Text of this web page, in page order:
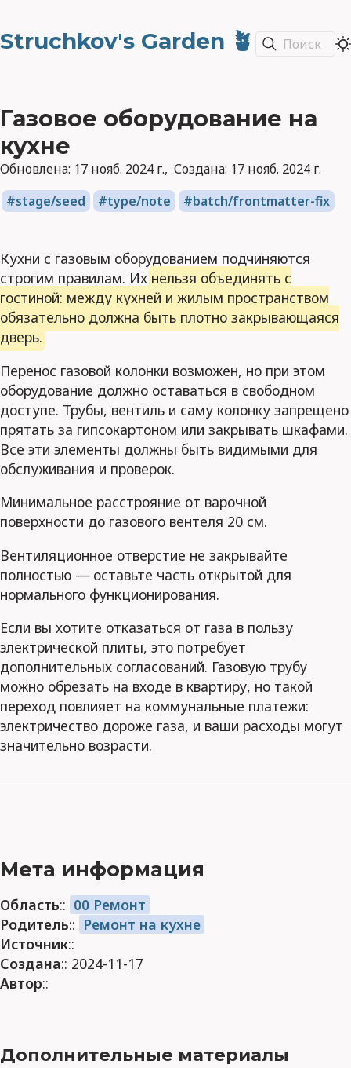
Struchkov's Garden 🪴 Поиск
Газовое оборудование на
кухне
Обновлена: 17 нояб. 2024 г. Создана: 17 нояб. 2024 г.
stage/seed
type/note batch/frontmatter-fix
Кухни с газовым оборудованием подчиняются
строгим правилам. Их нельзя объединять с
гостиной: между кухней и жилым пространством
обязательно должна быть плотно закрывающаяся
дверь.
Перенос газовой колонки возможен, но при этом
оборудование должно оставаться в свободном
доступе. Трубы, вентиль и саму колонку запрещено
прятать за гипсокартоном или закрывать шкафами.
Все эти элементы должны быть видимыми для
обслуживания и проверок.
Минимальное расстрояние от варочной
поверхности до газового вентеля 20 см.
Вентиляционное отверстие не закрывайте
полностью — оставьте часть открытой для
нормального функционирования.
Если вы хотите отказаться от газа в пользу
электрической плиты, это потребует
дополнительных согласований. Газовую трубу
можно обрезать на входе в квартиру, но такой
переход повлияет на коммунальные платежи:
электричество дороже газа, и ваши расходы могут
значительно возрасти.
Мета информация
Область:: 00 Ремонт
Родитель:: Ремонт на кухне
Источник::
Создана:: 2024-11-17
Автор::
Дополнительные материалы